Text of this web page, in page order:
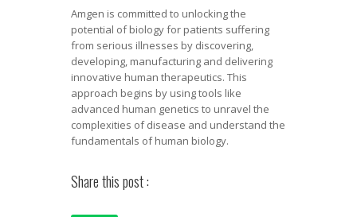
Amgen is committed to unlocking the
potential of biology for patients suffering
from serious illnesses by discovering,
developing, manufacturing and delivering
innovative human therapeutics. This
approach begins by using tools like
advanced human genetics to unravel the
complexities of disease and understand the
fundamentals of human biology.
Share this post :